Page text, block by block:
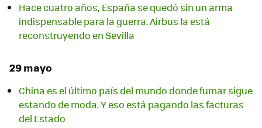
Hace cuatro años, España se quedó sin un arma
indispensable para la guerra. Airbus la está
reconstruyendo en Sevilla
29 mayo
China es el último país del mundo donde fumar sigue
estando de moda. Y eso está pagando las facturas
del Estado